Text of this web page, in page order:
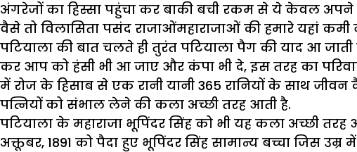
अंगरेजों का हिस्सा पहुंचा कर बाकी बची रकम से ये केवल
वैसे तो विलासिता पसंद राजाओंमहाराजाओं की हमारे यहां कमी
पटियाला की बात चलते ही तुरंत पटियाला पैग की याद आ
कर आप को हंसी भी आ जाए और कंपा भी दे, इस तरह का
में रोज के हिसाब से एक रानी यानी 365 रानियों के साथ
पत्नियों को संभाल लेने की कला अच्छी तरह आती है.
पटियाला के महाराजा भूपिंदर सिंह को भी यह कला अच्छी तरह
अक्तूबर, 1891 को पैदा हुए भूपिंदर सिंह सामान्य बच्चा जिस